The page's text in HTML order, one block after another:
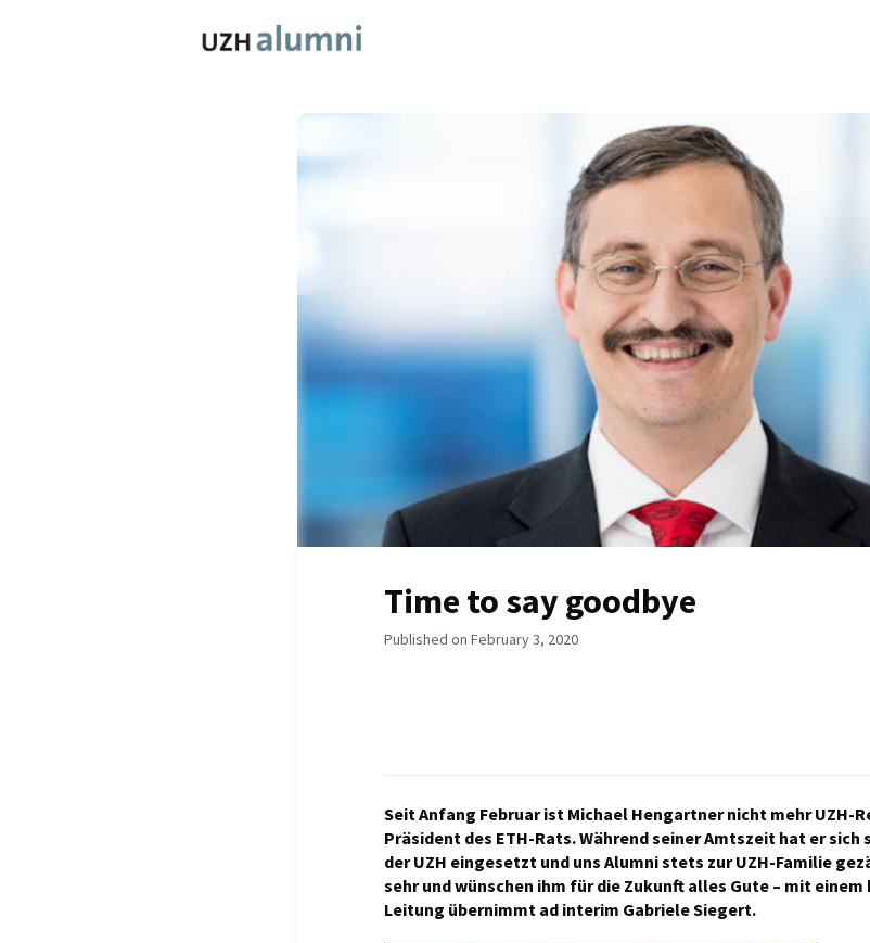
Organisationen
Time to say goodbye
Published on February 3, 2020
Seit Anfang Februar ist Michael Hengartner nicht mehr UZH-
Präsident des ETH-Rats. Während seiner Amtszeit hat er sich
der UZH eingesetzt und uns Alumni stets zur UZH-Familie
sehr und wünschen ihm für die Zukunft alles Gute – mit einem
Leitung übernimmt ad interim Gabriele Siegert.